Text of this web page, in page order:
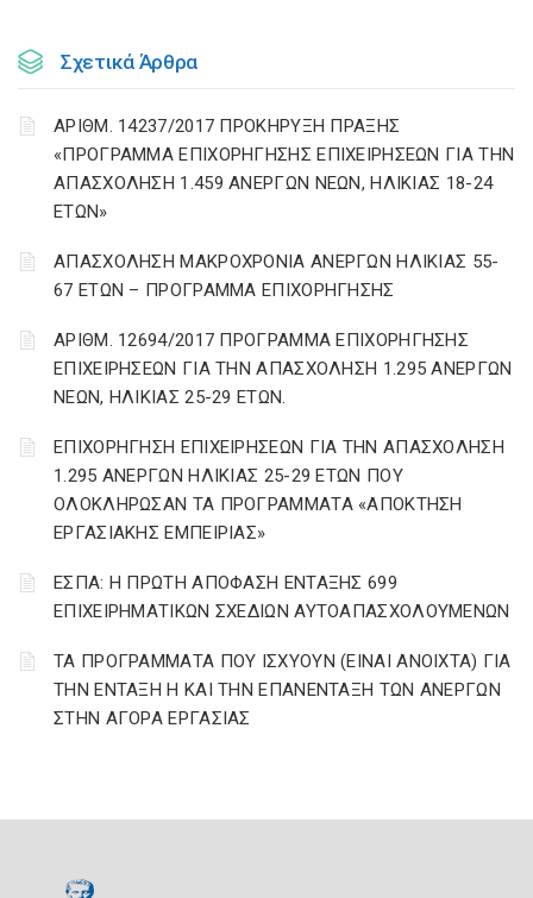
Σχετικά Άρθρα
ΑΡΙΘΜ. 14237/2017 ΠΡΟΚΗΡΥΞΗ ΠΡΑΞΗΣ
«ΠΡΟΓΡΑΜΜΑ ΕΠΙΧΟΡΗΓΗΣΗΣ ΕΠΙΧΕΙΡΗΣΕΩΝ ΓΙΑ ΤΗΝ
ΑΠΑΣΧΟΛΗΣΗ 1.459 ΑΝΕΡΓΩΝ ΝΕΩΝ, ΗΛΙΚΙΑΣ 18-24
ΕΤΩΝ»
ΑΠΑΣΧΟΛΗΣΗ ΜΑΚΡΟΧΡΟΝΙΑ ΑΝΕΡΓΩΝ ΗΛΙΚΙΑΣ 55-
67 ΕΤΩΝ – ΠΡΟΓΡΑΜΜΑ ΕΠΙΧΟΡΗΓΗΣΗΣ
ΑΡΙΘΜ. 12694/2017 ΠΡΟΓΡΑΜΜΑ ΕΠΙΧΟΡΗΓΗΣΗΣ
ΕΠΙΧΕΙΡΗΣΕΩΝ ΓΙΑ ΤΗΝ ΑΠΑΣΧΟΛΗΣΗ 1.295 ΑΝΕΡΓΩΝ
ΝΕΩΝ, ΗΛΙΚΙΑΣ 25-29 ΕΤΩΝ.
ΕΠΙΧΟΡΗΓΗΣΗ ΕΠΙΧΕΙΡΗΣΕΩΝ ΓΙΑ ΤΗΝ ΑΠΑΣΧΟΛΗΣΗ
1.295 ΑΝΕΡΓΩΝ ΗΛΙΚΙΑΣ 25-29 ΕΤΩΝ ΠΟΥ
ΟΛΟΚΛΗΡΩΣΑΝ ΤΑ ΠΡΟΓΡΑΜΜΑΤΑ «ΑΠΟΚΤΗΣΗ
ΕΡΓΑΣΙΑΚΗΣ ΕΜΠΕΙΡΙΑΣ»
ΕΣΠΑ: Η ΠΡΩΤΗ ΑΠΟΦΑΣΗ ΕΝΤΑΞΗΣ 699
ΕΠΙΧΕΙΡΗΜΑΤΙΚΩΝ ΣΧΕΔΙΩΝ ΑΥΤΟΑΠΑΣΧΟΛΟΥΜΕΝΩΝ
ΤΑ ΠΡΟΓΡΑΜΜΑΤΑ ΠΟΥ ΙΣΧΥΟΥΝ (ΕΙΝΑΙ ΑΝΟΙΧΤΑ) ΓΙΑ
ΤΗΝ ΕΝΤΑΞΗ Η ΚΑΙ ΤΗΝ ΕΠΑΝΕΝΤΑΞΗ ΤΩΝ ΑΝΕΡΓΩΝ
ΣΤΗΝ ΑΓΟΡΑ ΕΡΓΑΣΙΑΣ